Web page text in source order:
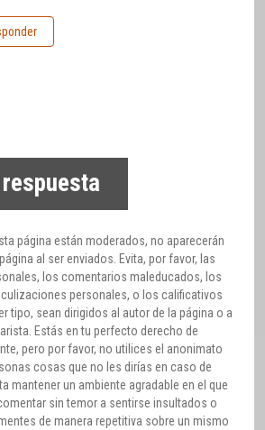
página están moderados, no aparecerán
al ser enviados. Evita, por favor, las
los comentarios maleducados, los
personales, o los calificativos
tipo, sean dirigidos al autor de la página o a
Estás en tu perfecto derecho de
pero por favor, no utilices el anonimato
cosas que no les dirías en caso de
mantener un ambiente agradable en el que
sin temor a sentirse insultados o
de manera repetitiva sobre un mismo